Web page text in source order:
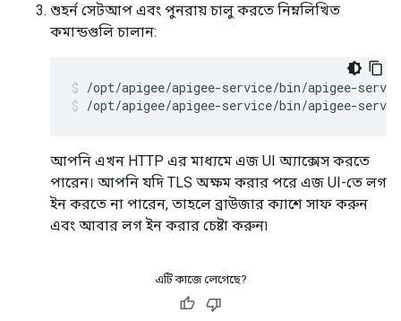
শুহর্ন সেটআপ এবং পুনরায় চালু করতে নিম্নলিখিত
কমান্ডগুলি চালান:
/opt/apigee/apigee-service/bin/apigee-
/opt/apigee/apigee-service/bin/apigee-
আপনি এখন HTTP এর মাধ্যমে এজ UI অ্যাক্সেস করতে
পারেন। আপনি যদি TLS অক্ষম করার পরে এজ UI-তে লগ
ইন করতে না পারেন, তাহলে ব্রাউজার ক্যাশে সাফ করুন
এবং আবার লগ ইন করার চেষ্টা করুন৷
এটি কাজে লেগেছে?